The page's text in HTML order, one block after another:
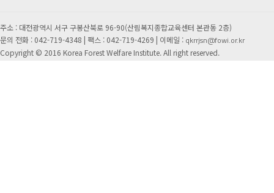
주소 : 대전광역시 서구 구봉산북로 96-90(산림복지종합교육센터 본관동 2층)
문의 전화 : 042-719-4348 | 팩스 : 042-719-4269 | 이메일 : qkrrjsn@fowi.or.kr
Copyright © 2016 Korea Forest Welfare Institute. All right reserved.